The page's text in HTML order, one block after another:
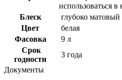
использоваться в
Блеск
глубоко матовый
Цвет
белая
Фасовка
9 л
Срок
годности
3 года
Документы